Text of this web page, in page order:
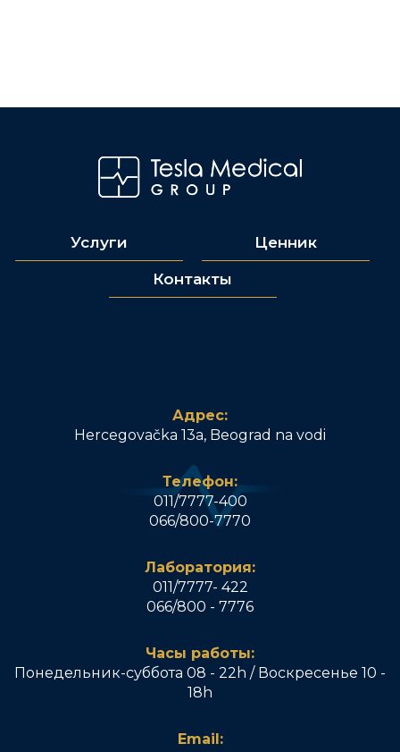
Услуги Ценник
Контакты
Адрес:
Hercegovačka 13a, Beograd na vodi
Телефон:
011/7777-400
066/800-7770
Лаборатория:
011/7777- 422
066/800 - 7776
Часы работы:
Понедельник-суббота 08 - 22h / Воскресенье 10 -
18h
Email: